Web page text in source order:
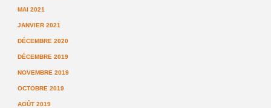
MAI 2021
JANVIER 2021
DÉCEMBRE 2020
DÉCEMBRE 2019
NOVEMBRE 2019
OCTOBRE 2019
AOÛT 2019